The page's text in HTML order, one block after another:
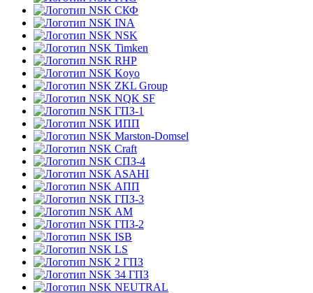
СКФ
INA
NSK
Timken
RHP
Koyo
ZKL Group
NQK SF
ГПЗ-1
ИПП
Marston-Domsel
Craft
СПЗ-4
ASAHI
АПП
ГПЗ-3
АМ
ГПЗ-2
ISB
LS
2 ГПЗ
34 ГПЗ
NEUTRAL